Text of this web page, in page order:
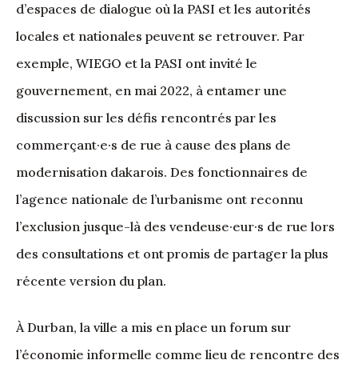
d’espaces de dialogue où la PASI et les autorités
locales et nationales peuvent se retrouver. Par
exemple, WIEGO et la PASI ont invité le
gouvernement, en mai 2022, à entamer une
discussion sur les défis rencontrés par les
commerçant·e·s de rue à cause des plans de
modernisation dakarois. Des fonctionnaires de
l’agence nationale de l’urbanisme ont reconnu
l’exclusion jusque-là des vendeuse·eur·s de rue lors
des consultations et ont promis de partager la plus
récente version du plan.
À Durban, la ville a mis en place un forum sur
l’économie informelle comme lieu de rencontre des